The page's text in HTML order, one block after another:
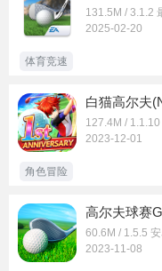
131.5M / 3.1.2
2025-02-20
体育竞速
白猫高尔夫
127.4M / 1.1.10
2023-12-01
角色冒险
高尔夫球赛
60.6M / 1.5.5
2023-11-08